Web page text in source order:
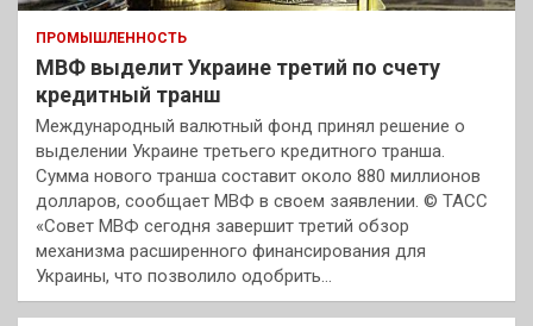
ПРОМЫШЛЕННОСТЬ
МВФ выделит Украине третий по счету
кредитный транш
Международный валютный фонд принял решение о
выделении Украине третьего кредитного транша.
Сумма нового транша составит около 880 миллионов
долларов, сообщает МВФ в своем заявлении. © ТАСС
«Совет МВФ сегодня завершит третий обзор
механизма расширенного финансирования для
Украины, что позволило одобрить…